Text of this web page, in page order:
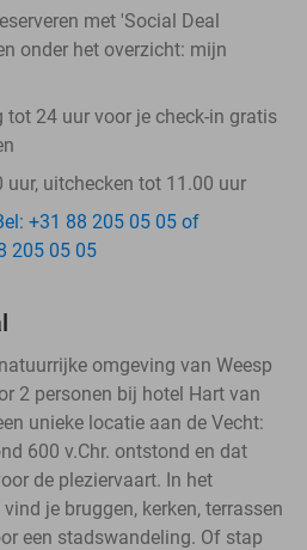
met 'Social Deal
onder het overzicht: mijn
tot 24 uur voor je check-in gratis
uitchecken tot 11.00 uur
+31 88 205 05 05 of
205 05 05
omgeving van Weesp
2 personen bij hotel Hart van
unieke locatie aan de Vecht:
600 v.Chr. ontstond en dat
de pleziervaart. In het
je bruggen, kerken, terrassen
een stadswandeling. Of stap